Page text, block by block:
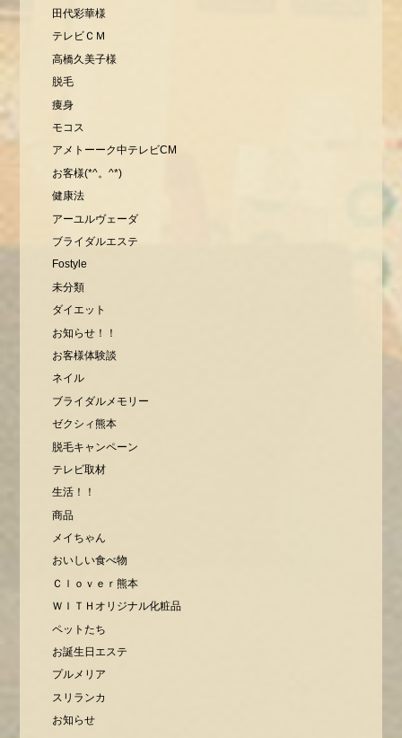
田代彩華様
テレビＣＭ
高橋久美子様
脱毛
痩身
モコス
アメトーーク中テレビCM
お客様(*^。^*)
健康法
アーユルヴェーダ
ブライダルエステ
Fostyle
未分類
ダイエット
お知らせ！！
お客様体験談
ネイル
ブライダルメモリー
ゼクシィ熊本
脱毛キャンペーン
テレビ取材
生活！！
商品
メイちゃん
おいしい食べ物
Ｃｌｏｖｅｒ熊本
ＷＩＴＨオリジナル化粧品
ペットたち
お誕生日エステ
プルメリア
スリランカ
お知らせ